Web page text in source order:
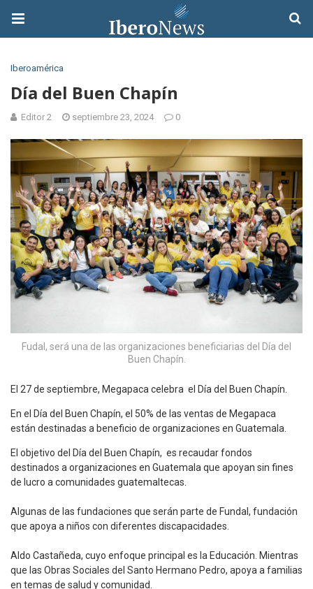
Iberoamérica
Día del Buen Chapín
Editor 2 septiembre 23, 2024 0
Fudal, será una de las organizaciones beneficiarias del Día del
Buen Chapín.
El 27 de septiembre, Megapaca celebra el Día del Buen Chapín.
En el Día del Buen Chapín, el 50% de las ventas de Megapaca
están destinadas a beneficio de organizaciones en Guatemala.
El objetivo del Día del Buen Chapín, es recaudar fondos
destinados a organizaciones en Guatemala que apoyan sin fines
de lucro a comunidades guatemaltecas.
Algunas de las fundaciones que serán parte de Fundal, fundación
que apoya a niños con diferentes discapacidades.
Aldo Castañeda, cuyo enfoque principal es la Educación. Mientras
que las Obras Sociales del Santo Hermano Pedro, apoya a familias
en temas de salud y comunidad.